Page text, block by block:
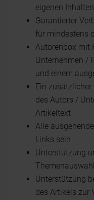
eigenen
Garantierter
für mindestens
Autorenbox mit
Unternehmen /
und einem
Ein
des Autors /
Artikeltext
Alle
Links sein
Unterstützung
Themenauswahl
Unterstützung
des Artikels zur